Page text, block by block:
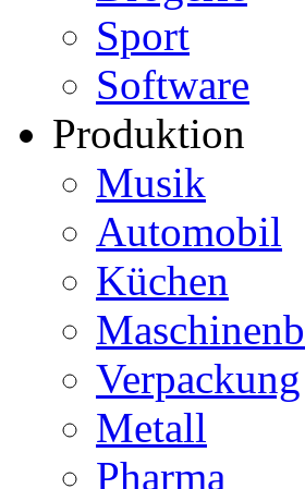
Sport
Software
Produktion
Musik
Automobil
Küchen
Verpackung
Metall
Pharma